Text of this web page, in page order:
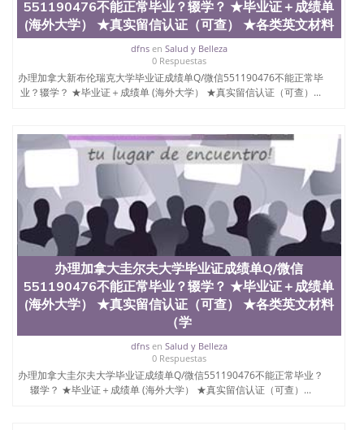
证认证、留服认证、使馆认证、使馆证明、使馆留学
回国人员证明、留学生认证、学历认证、文凭认证学
位认证、留学生学历认证、留学生学位认证、英国文
凭学历、美国文凭学历、澳洲文凭学历、加拿大文凭
学历、新西兰学历认证等q:551190476 微信：
551190476 圣何塞州立大学毕业证（San Jose State
University）圣何塞州立大学毕业证（San Jose State
University）圣何塞州立大学成绩单（ San Jose State
University）圣何塞州立大学成绩单（San Jose State
University）成绩单圣何塞州立大学文凭（San Jose
State University）圣何塞州立大学（San Jose State
University）圣何塞州立大学（San Jose State
University）圣何塞州立大学（ San Jose State
University）圣何塞州立大学（San Jose State
University）圣何塞州立大学文凭（San Jose State
University）圣何塞州立大学文凭（San Jose State
University）文凭圣何塞州立大学文凭（San Jose
State University）圣何塞州立大学学历（ San Jose
State University）圣何塞州立大学学历（San Jose
State University）圣何塞州立大学学历（San Jose
State University）圣 塞州立大学学历（San Jose
State University）圣何塞州立大学（San Jose State
University）圣何塞州立大学（San Jose State
University）圣何塞州立大学（San Jose State
551190476不能正常毕业？辍学？ ★毕业证＋成绩单
(海外大学） ★真实留信认证（可查） ★各类英文材料
dfnsen Salud y Belleza
0 Respuestas
办理加拿大新布伦瑞克大学毕业证成绩单Q/微信551190476不能正常毕
业？辍学？ ★毕业证＋成绩单 (海外大学） ★真实留信认证（可查）...
办理加拿大圭尔夫大学毕业证成绩单Q/微信
551190476不能正常毕业？辍学？ ★毕业证＋成绩单
(海外大学） ★真实留信认证（可查） ★各类英文材料
（学
dfnsen Salud y Belleza
0 Respuestas
办理加拿大圭尔夫大学毕业证成绩单Q/微信551190476不能正常毕业？
辍学？ ★毕业证＋成绩单 (海外大学） ★真实留信认证（可查）...